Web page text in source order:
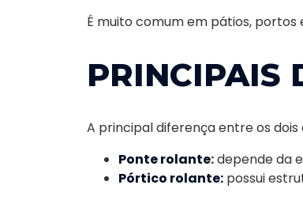
É muito comum em pátios,
PRINCIPAIS
A principal diferença entre os
Ponte rolante:depende da
Pórtico rolante: possui